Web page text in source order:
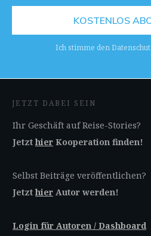
KOSTENLOS
Ich stimme den
JETZT DABEI SEIN
Ihr Geschäft auf Reise-Stories?
Jetzthier Kooperation finden!
Selbst Beiträge veröffentlichen?
Jetzthier Autor werden!
Login für Autoren / Dashboard